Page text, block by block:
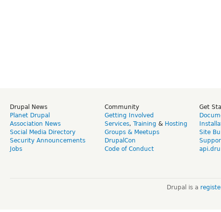
Drupal News
Planet Drupal
Association News
Social Media Directory
Security Announcements
Jobs
Community
Getting Involved
Services, Training & Hosting
Groups & Meetups
DrupalCon
Code of Conduct
Get
Site
Drupal is a